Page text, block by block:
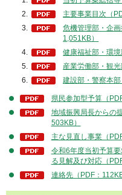
主要事業目次（
危機管理部・企
1,051KB）
健康福祉部・環境
産業労働部・観
建設部・警察本
県民参加型予算（
地域振興局長からの
503KB）
主な見直し事業（
令和6年度当初予算
る見解及び対応（
連絡先（PDF：112KB